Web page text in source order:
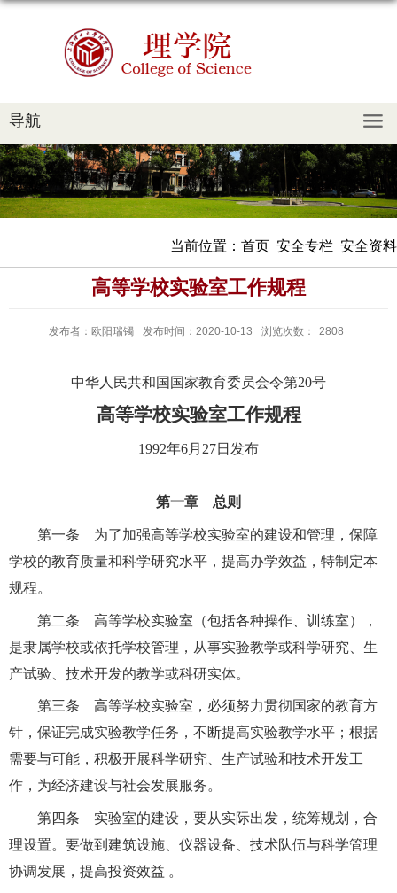
导航
当前位置： 首页 安全专栏 安全资料
高等学校实验室工作规程
发布者：欧阳瑞镯 发布时间：2020-10-13 浏览次数： 2808
中华人民共和国国家教育委员会令第20号
高等学校实验室工作规程
1992年6月 27日发布
第一章 总则
第一条 为了加强高等学校实验室的建设和管理，保障
学校的教育质量和科学研究水平，提高办学效益，特制定本
规程。
第二条 高等学校实验室（包括各种操作、训练室），
是隶属学校或依托学校管理，从事实验教学或科学研究、生
产试验、技术开发的教学或科研实体。
第三条 高等学校实验室，必须努力贯彻国家的教育方
针，保证完成实验教学任务，不断提高实验教学水平；根据
需要与可能，积极开展科学研究、生产试验和技术开发工
作，为经济建设与社会发展服务。
第四条 实验室的建设，要从实际出发，统筹规划，合
理设置。要做到建筑设施、仪器设备、技术队伍与科学管理
协调发展，提高投资效益 。